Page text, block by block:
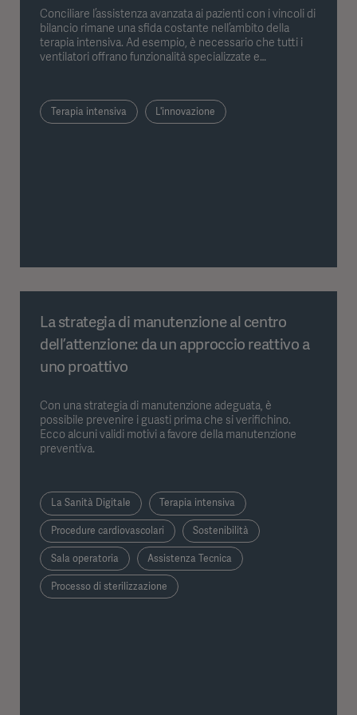
Conciliare l’assistenza avanzata ai pazienti con i vincoli di
bilancio rimane una sfida costante nell’ambito della
terapia intensiva. Ad esempio, è necessario che tutti i
ventilatori offrano funzionalità specializzate e
i suoi ventilatori SERVO, che consente di realizzare
soluzioni su misura e adeguate alle esigenze senza
richiedere investimenti in apparecchiature altamente
Terapia intensiva L'innovazione
La strategia di manutenzione al centro
dell’attenzione: da un approccio reattivo a
uno proattivo
Con una strategia di manutenzione adeguata, è
possibile prevenire i guasti prima che si verifichino.
Ecco alcuni validi motivi a favore della manutenzione
preventiva.
La Sanità Digitale Terapia intensiva
Procedure cardiovascolari Sostenibilità
Sala operatoria Assistenza Tecnica
Processo di sterilizzazione